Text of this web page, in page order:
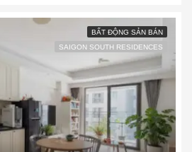
BẤT ĐỘNG SẢN BÁN
SAIGON SOUTH RESIDENCES